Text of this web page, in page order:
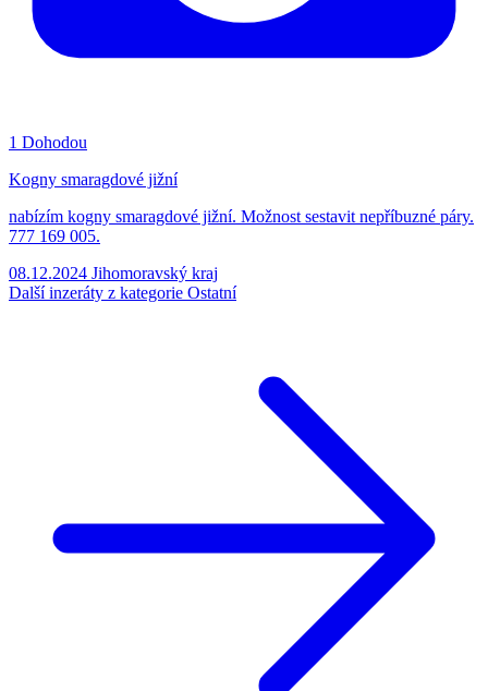
1 Dohodou
Kogny smaragdové jižní
nabízím kogny smaragdové jižní. Možnost sestavit nepříbuzné páry.
777 169 005.
08.12.2024 Jihomoravský kraj
Další inzeráty z kategorie Ostatní